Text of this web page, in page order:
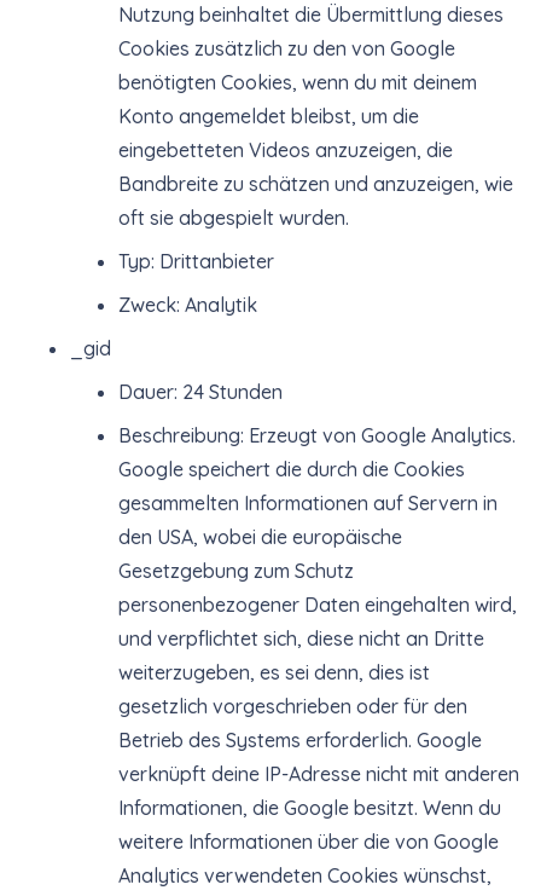
Nutzung beinhaltet die Übermittlung dieses
Cookies zusätzlich zu den von Google
benötigten Cookies, wenn du mit deinem
Konto angemeldet bleibst, um die
eingebetteten Videos anzuzeigen, die
Bandbreite zu schätzen und anzuzeigen, wie
oft sie abgespielt wurden.
Typ: Drittanbieter
Zweck: Analytik
_gid
Dauer: 24 Stunden
Beschreibung: Erzeugt von Google Analytics.
Google speichert die durch die Cookies
gesammelten Informationen auf Servern in
den USA, wobei die europäische
Gesetzgebung zum Schutz
personenbezogener Daten eingehalten wird,
und verpflichtet sich, diese nicht an Dritte
weiterzugeben, es sei denn, dies ist
gesetzlich vorgeschrieben oder für den
Betrieb des Systems erforderlich. Google
verknüpft deine IP-Adresse nicht mit anderen
Informationen, die Google besitzt. Wenn du
weitere Informationen über die von Google
Analytics verwendeten Cookies wünschst,